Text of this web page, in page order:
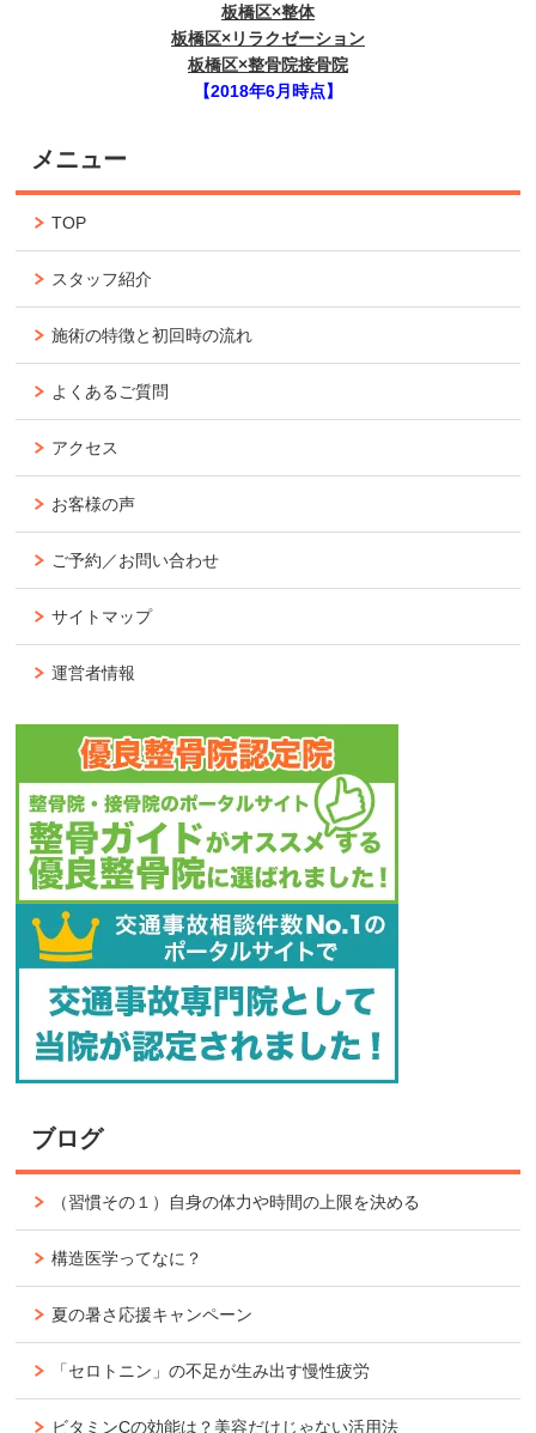
板橋区×整体
板橋区×リラクゼーション
板橋区×整骨院接骨院
【2018年6月時点】
メニュー
TOP
スタッフ紹介
施術の特徴と初回時の流れ
よくあるご質問
アクセス
お客様の声
ご予約／お問い合わせ
サイトマップ
運営者情報
ブログ
（習慣その１）自身の体力や時間の上限を決める
構造医学ってなに？
夏の暑さ応援キャンペーン
「セロトニン」の不足が生み出す慢性疲労
ビタミンCの効能は？美容だけじゃない活用法